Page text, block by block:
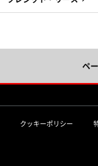
ペ
クッキーポリシー